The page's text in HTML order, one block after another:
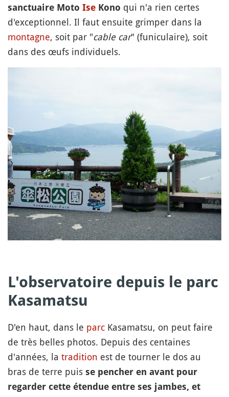
sanctuaire Moto Ise Kono qui n'a rien certes
d'exceptionnel. Il faut ensuite grimper dans la
montagne, soit par "cable car" (funiculaire), soit
dans des œufs individuels.
L'observatoire depuis le parc
Kasamatsu
D'en haut, dans le parc Kasamatsu, on peut faire
de très belles photos. Depuis des centaines
d'années, la tradition est de tourner le dos au
bras de terre puis se pencher en avant pour
regarder cette étendue entre ses jambes, et